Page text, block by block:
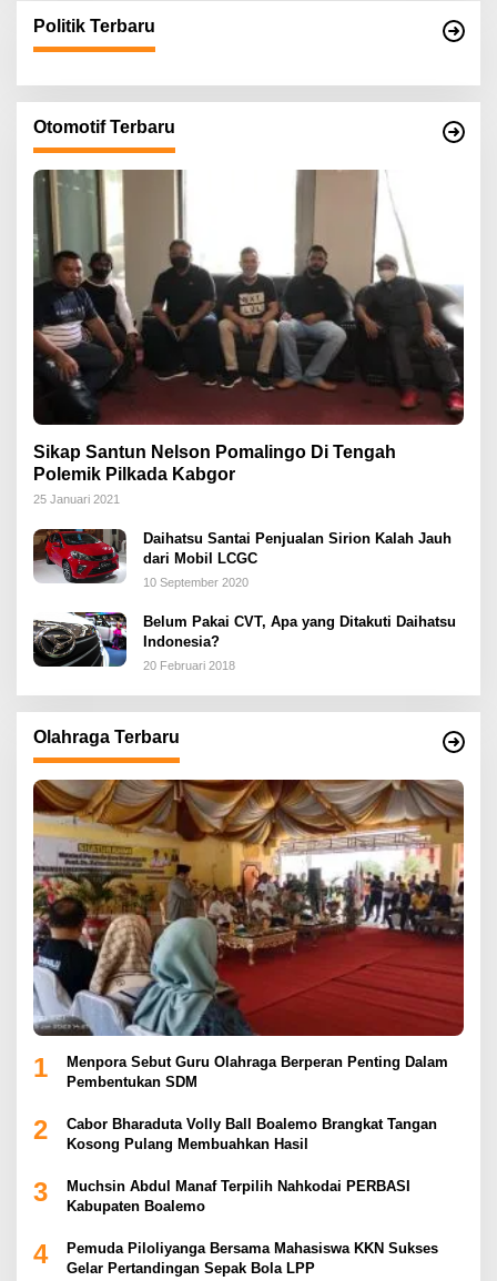
Politik Terbaru
Otomotif Terbaru
Sikap Santun Nelson Pomalingo Di Tengah
Polemik Pilkada Kabgor
25 Januari 2021
Daihatsu Santai Penjualan Sirion Kalah Jauh
dari Mobil LCGC
10 September 2020
Belum Pakai CVT, Apa yang Ditakuti Daihatsu
Indonesia?
20 Februari 2018
Olahraga Terbaru
1
Menpora Sebut Guru Olahraga Berperan Penting Dalam
Pembentukan SDM
2
Cabor Bharaduta Volly Ball Boalemo Brangkat Tangan
Kosong Pulang Membuahkan Hasil
3
Muchsin Abdul Manaf Terpilih Nahkodai PERBASI
Kabupaten Boalemo
4
Pemuda Piloliyanga Bersama Mahasiswa KKN Sukses
Gelar Pertandingan Sepak Bola LPP